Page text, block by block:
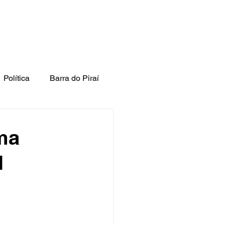
Política Barra do Piraí